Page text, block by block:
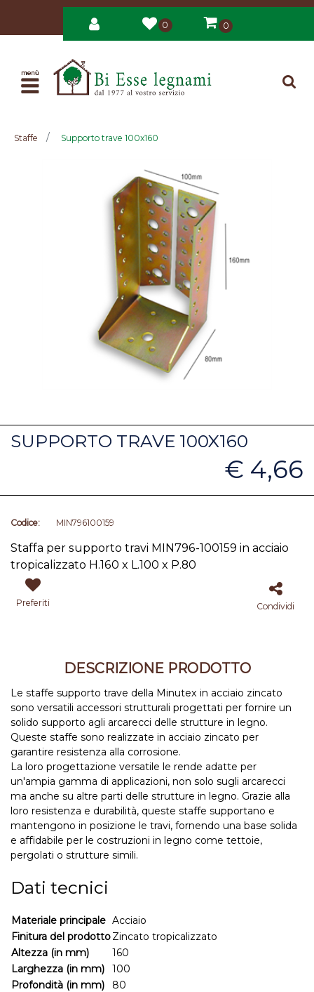
0 0
Open
Staffe Supporto trave 100x160
SUPPORTO TRAVE 100X160
€ 4,66
Codice: MIN796100159
Staffa per supporto travi MIN796-100159 in acciaio
tropicalizzato H.160 x L.100 x P.80
Preferiti Condividi
DESCRIZIONE PRODOTTO
Le staffe supporto trave della Minutex in acciaio zincato
sono versatili accessori strutturali progettati per fornire un
solido supporto agli arcarecci delle strutture in legno.
Queste staffe sono realizzate in acciaio zincato per
garantire resistenza alla corrosione.
La loro progettazione versatile le rende adatte per
un'ampia gamma di applicazioni, non solo sugli arcarecci
ma anche su altre parti delle strutture in legno. Grazie alla
loro resistenza e durabilità, queste staffe supportano e
mantengono in posizione le travi, fornendo una base solida
e affidabile per le costruzioni in legno come tettoie,
pergolati o strutture simili.
Dati tecnici
Materiale principale Acciaio
Finitura del prodottoZincato tropicalizzato
Altezza (in mm)
160
Larghezza (in mm)
100
Profondità (in mm)
80